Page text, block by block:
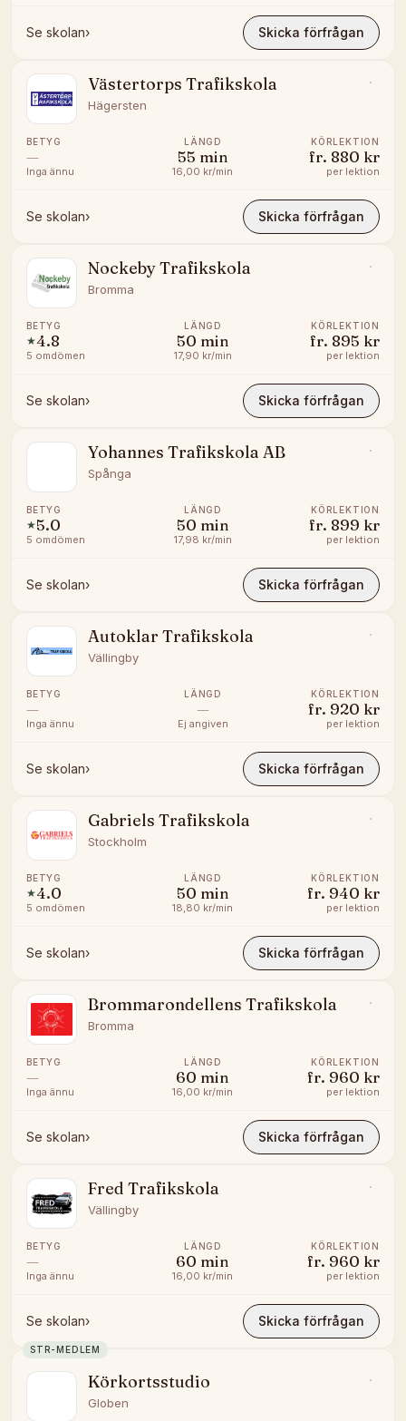
Se skolan› Skicka förfrågan
Västertorps Trafikskola
Hägersten
BETYG
—
Inga ännu
LÄNGD
55 min
16,00 kr/min
KÖRLEKTION
fr. 880 kr
per lektion
Se skolan› Skicka förfrågan
Nockeby Trafikskola
Bromma
BETYG
★4.8
5 omdömen
LÄNGD
50 min
17,90 kr/min
KÖRLEKTION
fr. 895 kr
per lektion
Se skolan› Skicka förfrågan
Yohannes Trafikskola AB
Spånga
BETYG
★5.0
5 omdömen
LÄNGD
50 min
17,98 kr/min
KÖRLEKTION
fr. 899 kr
per lektion
Se skolan› Skicka förfrågan
Autoklar Trafikskola
Vällingby
BETYG
—
Inga ännu
LÄNGD
—
Ej angiven
KÖRLEKTION
fr. 920 kr
per lektion
Se skolan› Skicka förfrågan
Gabriels Trafikskola
Stockholm
BETYG
★4.0
5 omdömen
LÄNGD
50 min
18,80 kr/min
KÖRLEKTION
fr. 940 kr
per lektion
Se skolan› Skicka förfrågan
Brommarondellens Trafikskola
Bromma
BETYG
—
Inga ännu
LÄNGD
60 min
16,00 kr/min
KÖRLEKTION
fr. 960 kr
per lektion
Se skolan› Skicka förfrågan
Fred Trafikskola
Vällingby
BETYG
—
Inga ännu
LÄNGD
60 min
16,00 kr/min
KÖRLEKTION
fr. 960 kr
per lektion
Se skolan› Skicka förfrågan
STR-MEDLEM
Körkortsstudio
Globen